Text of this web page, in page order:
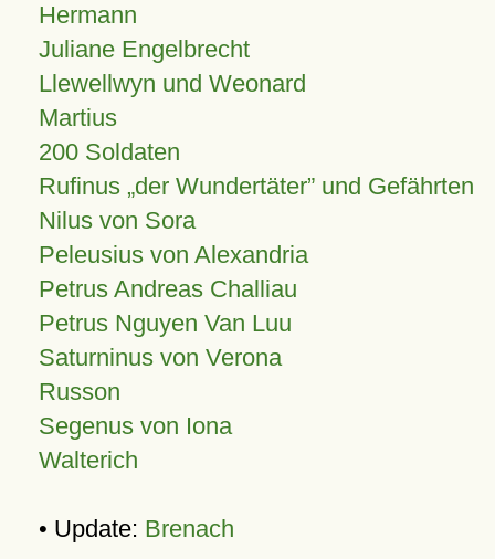
Hermann
Juliane Engelbrecht
Llewellwyn und Weonard
Martius
200 Soldaten
Rufinus „der Wundertäter” und Gefährten
Nilus von Sora
Peleusius von Alexandria
Petrus Andreas Challiau
Petrus Nguyen Van Luu
Saturninus von Verona
Russon
Segenus von Iona
Walterich
• Update: Brenach